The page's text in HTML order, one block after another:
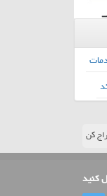
کن
کنید